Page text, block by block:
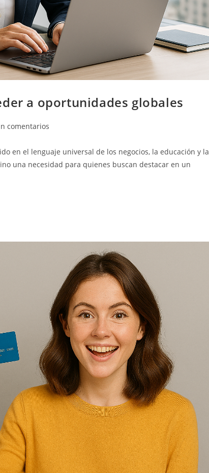
a oportunidades globales
comentarios
en el lenguaje universal de los negocios, la educación y la
una necesidad para quienes buscan destacar en un